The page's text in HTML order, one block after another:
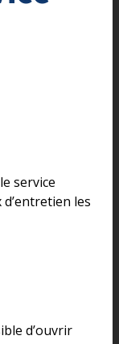
service
les
d’ouvrir